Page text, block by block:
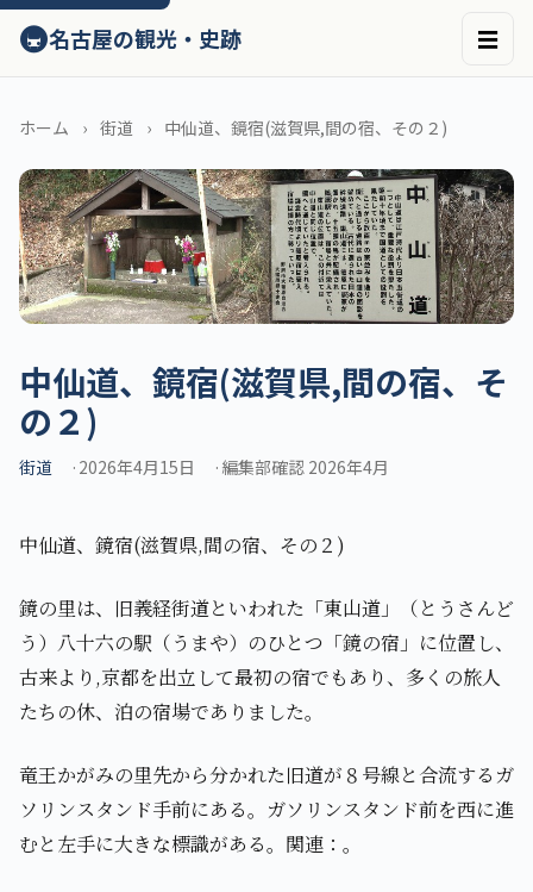
ン
テ
へ
キ
ッ
プ
🚇名古屋の観光・史跡 ☰
ホーム 街道 中仙道、鏡宿(滋賀県,間の宿、その２)
中仙道、鏡宿(滋賀県,間の宿、そ
の２)
街道 2026年4月15日 編集部確認 2026年4月
中仙道、鏡宿(滋賀県,間の宿、その２)
鏡の里は、旧義経街道といわれた「東山道」（とうさんど
う）八十六の駅（うまや）のひとつ「鏡の宿」に位置し、
古来より,京都を出立して最初の宿でもあり、多くの旅人
たちの休、泊の宿場でありました。
竜王かがみの里先から分かれた旧道が８号線と合流するガ
ソリンスタンド手前にある。ガソリンスタンド前を西に進
むと左手に大きな標識がある。関連：。